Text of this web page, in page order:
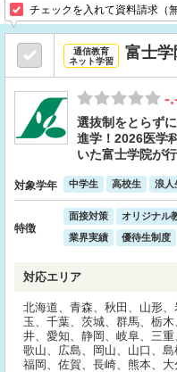
チェックを入れて資料請求（無
通信教育
ネット学習
富士
-
選抜制をとらず
進学！2026医学
いた富士学院が
対象学年 中学生 高校生 浪人
特徴
面接対策 オリジナル
業界実績
優待生制度
対応エリア
北海道、青森、秋田、山形
玉、千葉、茨城、群馬、栃
井、愛知、静岡、岐阜、三
歌山、広島、岡山、山口、島
福岡、佐賀、長崎、熊本、